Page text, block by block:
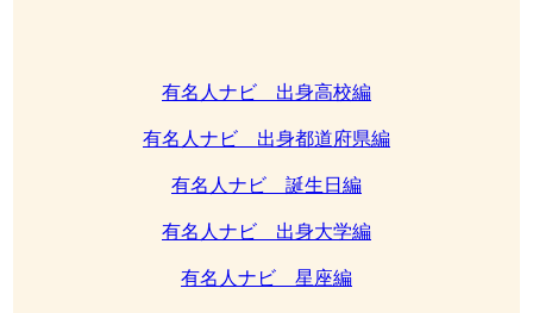
有名人ナビ 出身高校編
有名人ナビ 出身都道府県編
有名人ナビ 誕生日編
有名人ナビ 出身大学編
有名人ナビ 星座編